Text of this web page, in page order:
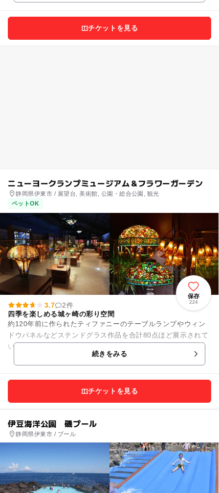
チケットを見る
ニューヨークランプミュージアム＆フラワーガーデン
静岡県伊東市 / 展望台, 美術館, 公園・総合公園, 観光
ペットOK
保存
224
3.7
2件
四季を楽しめる城ヶ崎の彩り空間
約120年前に作られたティファニーのテーブルランプやウィン
ドウパネルなどステンドグラス作品を合計80点ほど展示されて
いるミュージアムと、四季折々の花々を鑑賞することがでるフ
ラワーガーデンが楽しめ...続きをみる
チケットを見る
伊豆海洋公園 磯プール
静岡県伊東市 / プール